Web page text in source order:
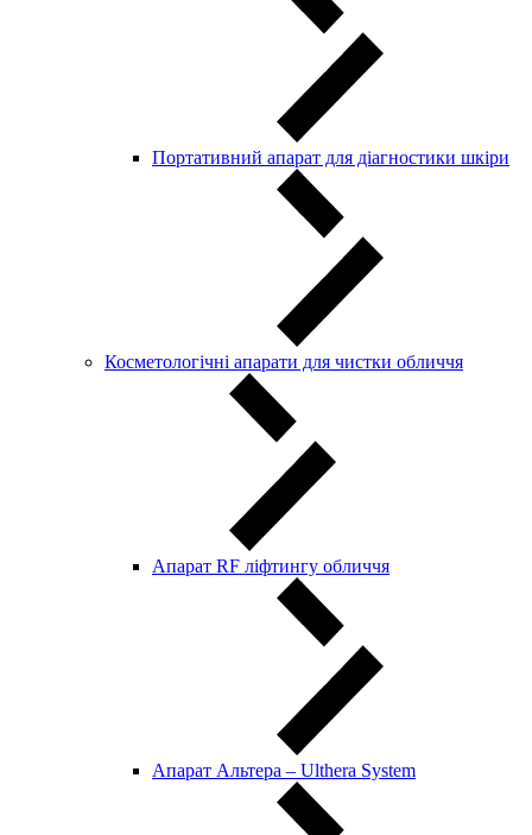
Портативний апарат для діагностики шкіри
Косметологічні апарати для чистки обличчя
Апарат RF ліфтингу обличчя
Апарат Альтера – Ulthera System